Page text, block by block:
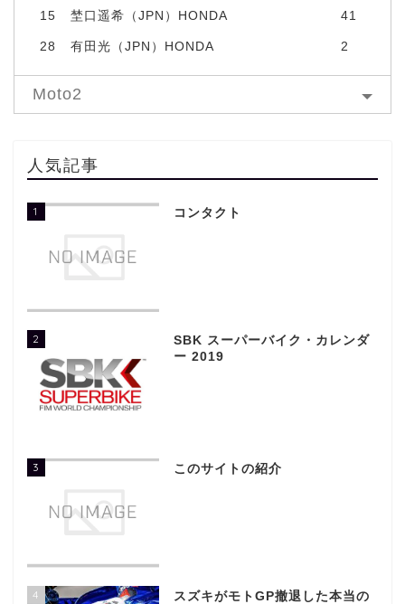
15 埜口遥希（JPN）HONDA 41
28 有田光（JPN）HONDA 2
Moto2
人気記事
1 コンタクト
2
SBK スーパーバイク・カレンダ
ー 2019
3 このサイトの紹介
4
スズキがモトGP撤退した本当の